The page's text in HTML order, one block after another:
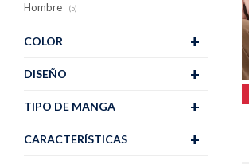
Hombre (5)
CARACTERÍSTICAS
COLOR
DISEÑO
TIPO DE MANGA